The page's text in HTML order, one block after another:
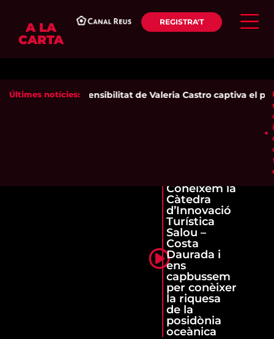
A LA
CARTA
REGISTRA'T
Últimes notícies:La sensibilitat de Valeria Castro captiva el
Coneixem la
Càtedra
d’Innovació
Turística
Salou –
Costa
Daurada i
ens
capbussem
per conèixer
la riquesa
de la
posidònia
oceànica